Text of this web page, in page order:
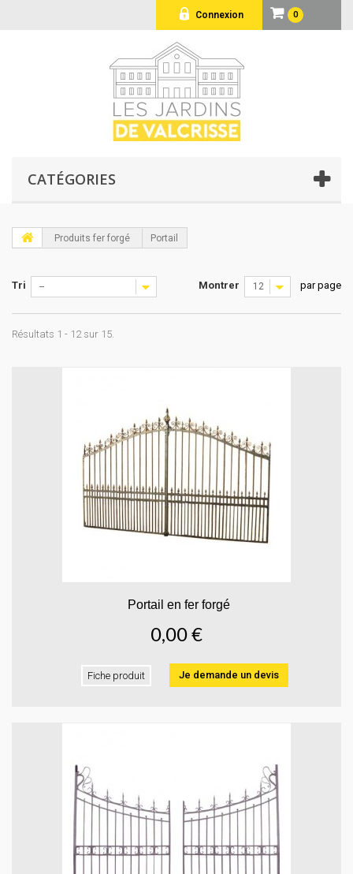
0
Connexion
CATÉGORIES
Produits fer forgé Portail
Tri -- Montrer 12 par page
Résultats 1 - 12 sur 15.
Portail en fer forgé
0,00 €
Fiche produit Je demande un devis